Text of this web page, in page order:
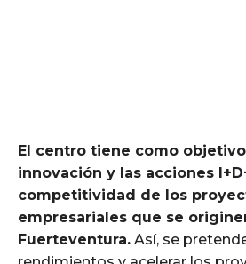
El centro tiene como
innovación y las acciones
competitividad de los
empresariales que se
Fuerteventura. Así, se